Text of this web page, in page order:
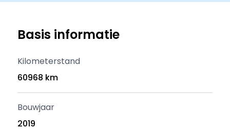
Basis informatie
Kilometerstand
60968 km
Bouwjaar
2019